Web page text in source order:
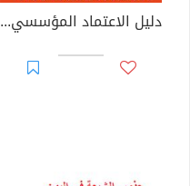
دليل الاعتماد المؤسسي لمؤسسات التعليم العالي